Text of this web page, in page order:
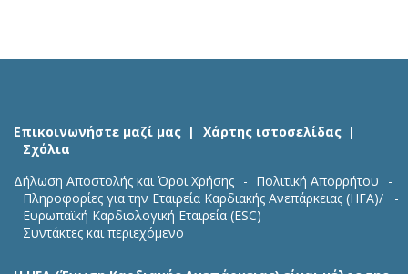
Επικοινωνήστε μαζί μας
Χάρτης ιστοσελίδας
Σχόλια
Δήλωση Αποστολής και Όροι Χρήσης
Πολιτική Απορρήτου
Πληροφορίες για την Εταιρεία Καρδιακής Ανεπάρκειας (HFA)/
Ευρωπαϊκή Καρδιολογική Εταιρεία (ESC)
Συντάκτες και περιεχόμενο